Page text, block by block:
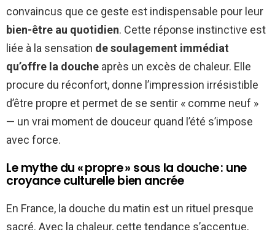
convaincus que ce geste est indispensable pour leur
bien-être au quotidien. Cette réponse instinctive est
liée à la sensation de soulagement immédiat
qu’offre la douche après un excès de chaleur. Elle
procure du réconfort, donne l’impression irrésistible
d’être propre et permet de se sentir « comme neuf »
— un vrai moment de douceur quand l’été s’impose
avec force.
Le mythe du « propre » sous la douche : une
croyance culturelle bien ancrée
En France, la douche du matin est un rituel presque
sacré. Avec la chaleur, cette tendance s’accentue,